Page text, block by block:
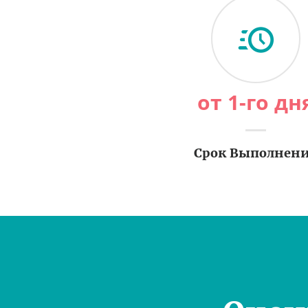
от 1-го
Срок